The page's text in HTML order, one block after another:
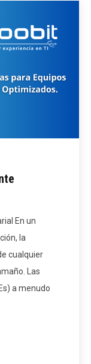
En un
la
cualquier
Las
a menudo